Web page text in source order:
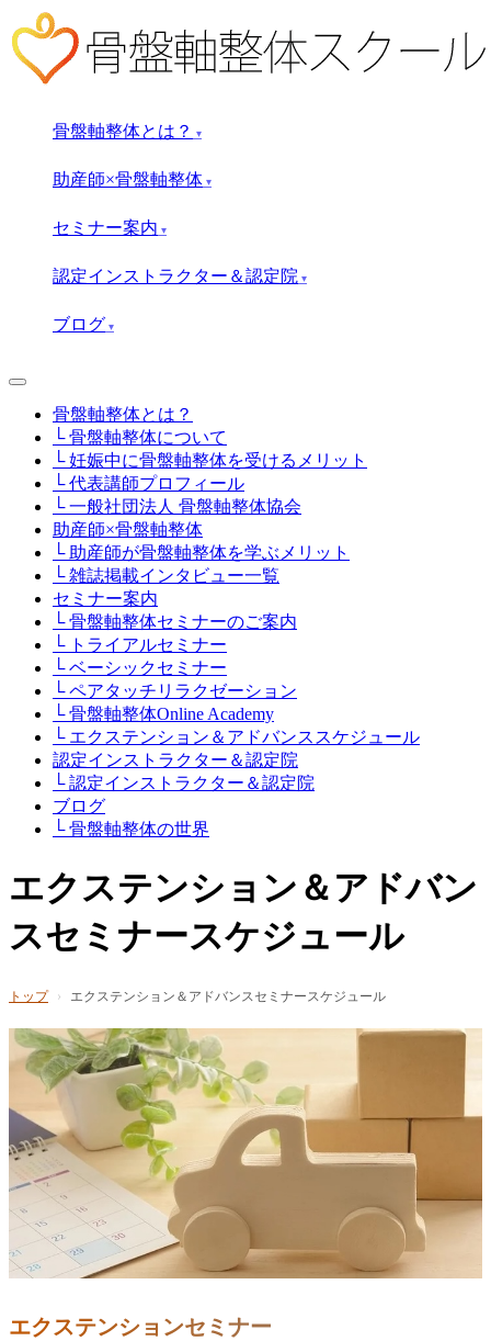
骨盤軸整体とは？ ▾
助産師×骨盤軸整体 ▾
セミナー案内 ▾
認定インストラクター＆認定院 ▾
ブログ ▾
骨盤軸整体とは？
└ 骨盤軸整体について
└ 妊娠中に骨盤軸整体を受けるメリット
└ 代表講師プロフィール
└ 一般社団法人 骨盤軸整体協会
助産師×骨盤軸整体
└ 助産師が骨盤軸整体を学ぶメリット
└ 雑誌掲載インタビュー一覧
セミナー案内
└ 骨盤軸整体セミナーのご案内
└ トライアルセミナー
└ ベーシックセミナー
└ ペアタッチリラクゼーション
└ 骨盤軸整体Online Academy
└ エクステンション＆アドバンススケジュール
認定インストラクター＆認定院
└ 認定インストラクター＆認定院
ブログ
└ 骨盤軸整体の世界
エクステンション＆アドバン
スセミナースケジュール
トップ › エクステンション＆アドバンスセミナースケジュール
エクステンションセミナー